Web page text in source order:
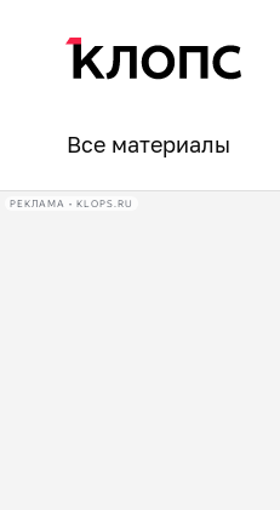
Все материалы
РЕКЛАМА • KLOPS.RU